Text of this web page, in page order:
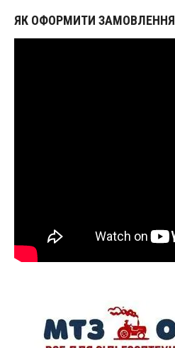
ЯК ОФОРМИТИ ЗАМОВЛЕННЯ